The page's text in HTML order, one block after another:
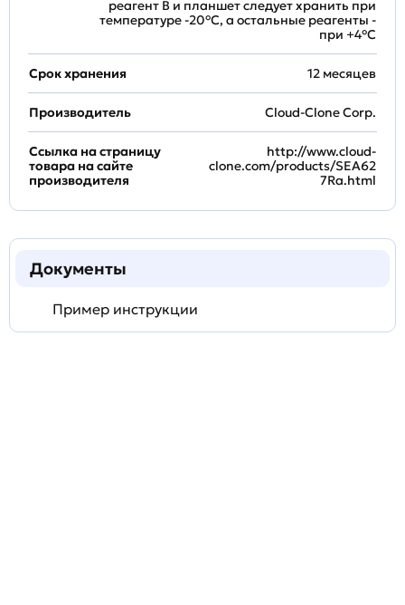
реагент B и планшет следует хранить при
температуре -20°C, а остальные реагенты -
при +4°С
Срок хранения 12 месяцев
Производитель Cloud-Clone Corp.
Ссылка на страницу
товара на сайте
производителя
http://www.cloud-
clone.com/products/SEA62
7Ra.html
Документы
Пример инструкции